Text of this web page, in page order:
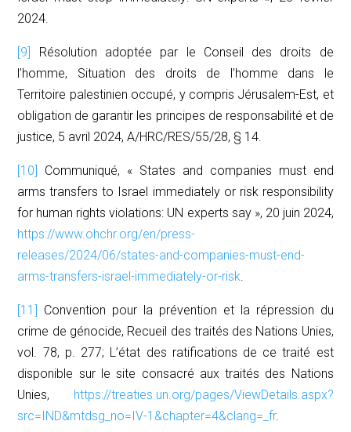
2024.
[9]
Résolution adoptée par le Conseil des droits de
l’homme, Situation des droits de l’homme dans le
Territoire palestinien occupé, y compris Jérusalem-Est, et
obligation de garantir les principes de responsabilité et de
justice, 5 avril 2024, A/HRC/RES/55/28, § 14.
[10]
Communiqué, « States and companies must end
arms transfers to Israel immediately or risk responsibility
for human rights violations: UN experts say », 20 juin 2024,
https://www.ohchr.org/en/press-
releases/2024/06/states-and-companies-must-end-
arms-transfers-israel-immediately-or-risk.
[11] Convention pour la prévention et la répression du
crime de génocide, Recueil des traités des Nations Unies,
vol. 78, p. 277; L’état des ratifications de ce traité est
disponible sur le site consacré aux traités des Nations
Unies, https://treaties.un.org/pages/ViewDetails.aspx?
src=IND&mtdsg_no=IV-1&chapter=4&clang=_fr.